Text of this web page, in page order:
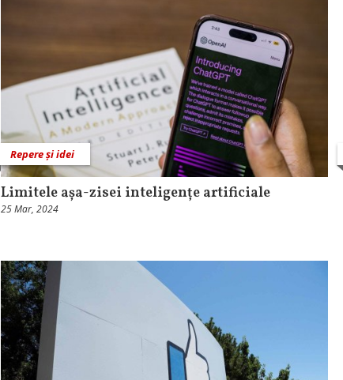
Repere și idei
Limitele așa-zisei inteligențe artificiale
25 Mar, 2024